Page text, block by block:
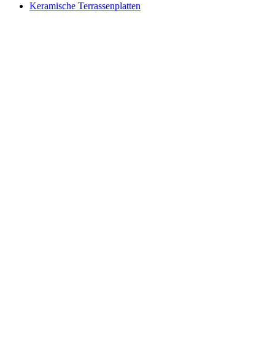
Keramische Terrassenplatten